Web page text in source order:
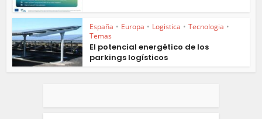
España • Europa • Logistica • Tecnologia •
Temas
El potencial energético de los
parkings logísticos